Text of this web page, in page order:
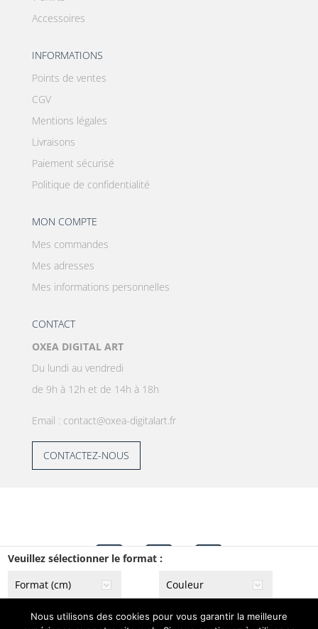
Veuillez sélectionner le format :
Accessoires
INFORMATIONS
Points de ventes
CGV
Mentions légales
Livraisons
Paiement sécurisé
Politique de confidentialité
MON COMPTE
Mes commandes
Mes adresses
Mes informations personnelles
CONTACT
OXEA DIGITAL ART
Du lundi au vendredi
de 9h à 12h et de 14h à 18h
Email : contact@oxea-digitalart.fr
CONTACTEZ-NOUS
Beeview,agence web à Vannes
Nous utilisons des cookies pour vous garantir la meilleure